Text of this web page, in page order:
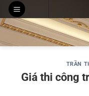
Chuyển
đến
nội
dung
THI CÔNG TRẦN
THI CÔNG
TRẦN
Giá thi công